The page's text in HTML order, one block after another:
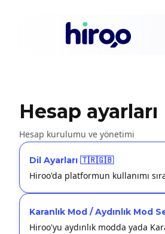
Hesap ayarları
Hesap kurulumu ve yönetimi
Dil Ayarları 🇹🇷🇬🇧
Karanlık Mod / Aydınlık Mod